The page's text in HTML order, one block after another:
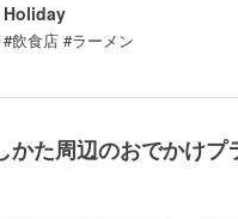
Holiday
#飲食店 #ラーメン
かた周辺のおでかけプ